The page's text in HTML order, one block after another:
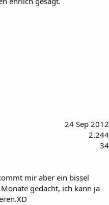
24 Sep 2012
2.244
34
mir aber ein bissel
gedacht, ich kann ja